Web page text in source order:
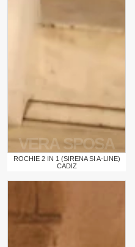
VERA SPOSA
ROCHIE 2 IN 1 (SIRENA SI A-LINE)
CADIZ